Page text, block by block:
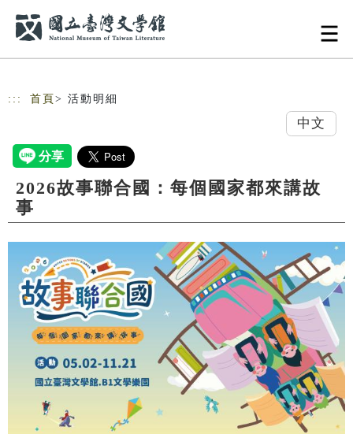
::: 首頁 > 活動明細
中文
2026故事聯合國：每個國家都來講故
事